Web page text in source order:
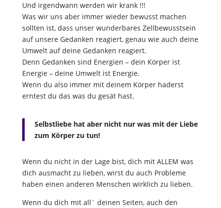
Und irgendwann werden wir krank !!!
Was wir uns aber immer wieder bewusst machen
sollten ist, dass unser wunderbares Zellbewusstsein
auf unsere Gedanken reagiert, genau wie auch deine
Umwelt auf deine Gedanken reagiert.
Denn Gedanken sind Energien – dein Körper ist
Energie – deine Umwelt ist Energie.
Wenn du also immer mit deinem Körper haderst
erntest du das was du gesät hast.
Selbstliebe hat aber nicht nur was mit der Liebe
zum Körper zu tun!
Wenn du nicht in der Lage bist, dich mit ALLEM was
dich ausmacht zu lieben, wirst du auch Probleme
haben einen anderen Menschen wirklich zu lieben.
Wenn du dich mit all` deinen Seiten, auch den